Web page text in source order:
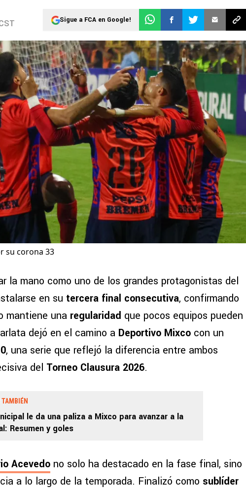
Sigue a FCA en Google!
su corona 33
la mano como uno de los grandes protagonistas del
en su tercera final consecutiva, confirmando
mantiene una regularidad que pocos equipos pueden
dejó en el camino a Deportivo Mixco con un
, una serie que reflejó la diferencia entre ambos
del Torneo Clausura 2026.
TAMBIÉN
le da una paliza a Mixco para avanzar a la
Resumen y goles
Acevedo no solo ha destacado en la fase final, sino
a lo largo de la temporada. Finalizó como sublíder